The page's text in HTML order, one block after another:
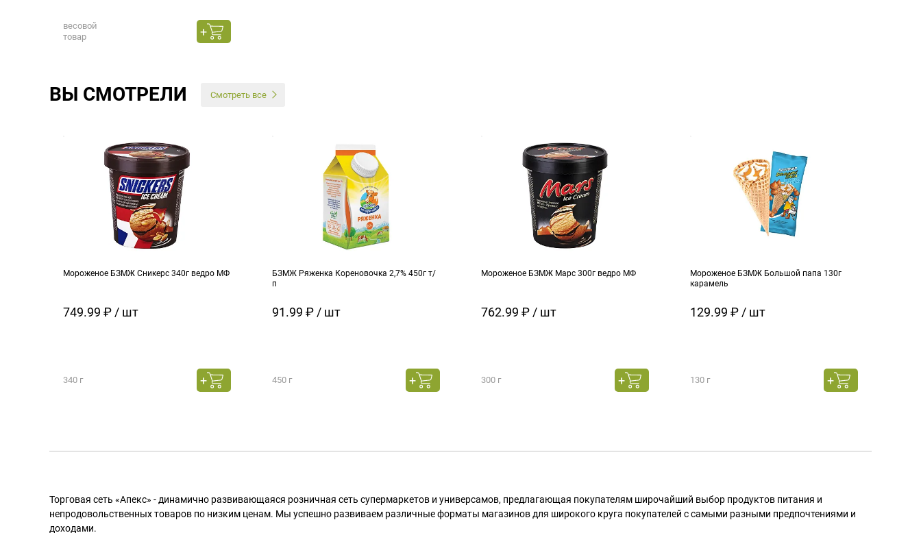
весовой
товар
ВЫ СМОТРЕЛИ Смотреть все
Мороженое БЗМЖ Сникерс 340г ведро МФ
749.99 ₽ / шт
340 г
БЗМЖ Ряженка Кореновочка 2,7% 450г т/
п
91.99 ₽ / шт
450 г
Мороженое БЗМЖ Марс 300г ведро МФ
762.99 ₽ / шт
300 г
Мороженое БЗМЖ Большой папа 130г
карамель
129.99 ₽ / шт
130 г
Торговая сеть «Апекс» - динамично развивающаяся розничная сеть супермаркетов и универсамов, предлагающая покупателям широчайший выбор продуктов питания и
непродовольственных товаров по низким ценам. Мы успешно развиваем различные форматы магазинов для широкого круга покупателей с самыми разными предпочтениями и
доходами.